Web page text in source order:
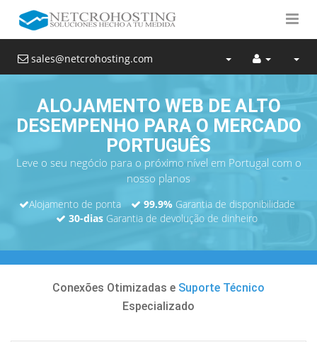
sales@netcrohosting.com
ALOJAMENTO WEB DE ALTO
DESEMPENHO PARA O MERCADO
PORTUGUÊS
Leve o seu negócio para o próximo nível em Portugal com o
nosso planos
Alojamento de ponta 99.9% Garantia de disponibilidade
30-dias Garantia de devolução de dinheiro
Conexões Otimizadas e Suporte Técnico
Especializado